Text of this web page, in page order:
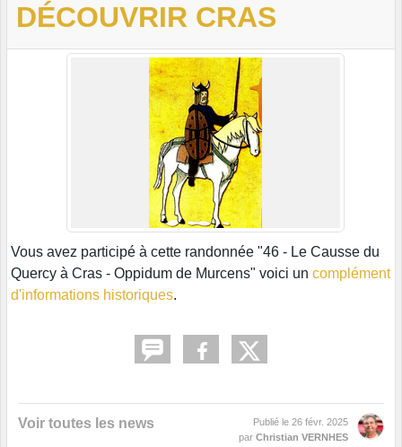
DÉCOUVRIR CRAS
Vous avez participé à cette randonnée "46 - Le Causse du
Quercy à Cras - Oppidum de Murcens" voici un complément
d'informations historiques.
Voir toutes les news Publié le 26 févr. 2025
par Christian VERNHES